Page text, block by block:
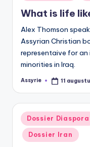
What is life
Alex Thomson
Assyrian Christian
representaive for
minorities in Iraq.
Geplaatst
Assyrie 11
Geplaatst
in
Dossier Diaspora
Dossier Iran